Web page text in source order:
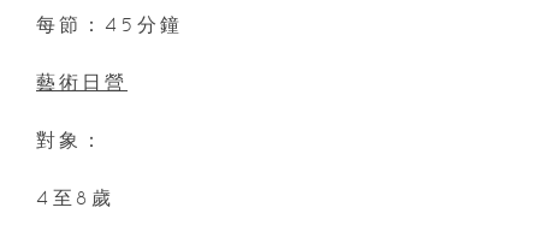
每節：45分鐘
藝術日營
對象：
4至8歲